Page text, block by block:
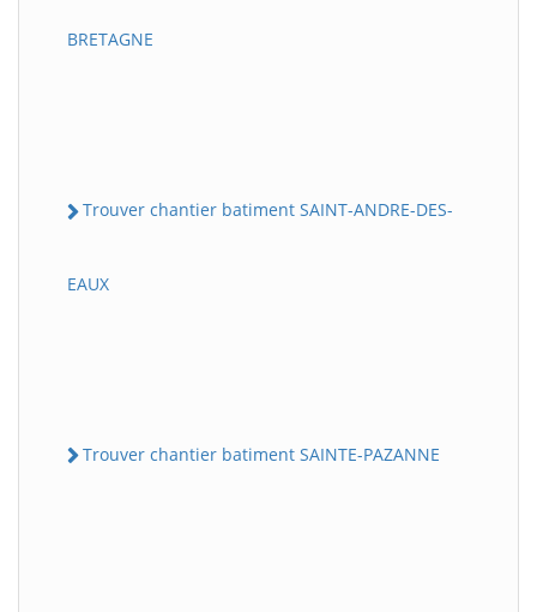
BRETAGNE
Trouver chantier batiment SAINT-ANDRE-DES-
EAUX
Trouver chantier batiment SAINTE-PAZANNE